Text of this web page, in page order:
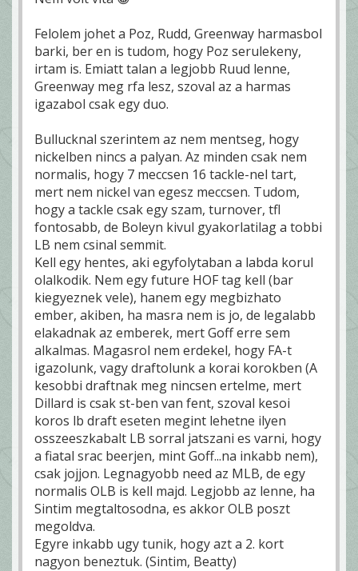
Felolem johet a Poz, Rudd, Greenway harmasbol
barki, ber en is tudom, hogy Poz serulekeny,
irtam is. Emiatt talan a legjobb Ruud lenne,
Greenway meg rfa lesz, szoval az a harmas
igazabol csak egy duo.
Bullucknal szerintem az nem mentseg, hogy
nickelben nincs a palyan. Az minden csak nem
normalis, hogy 7 meccsen 16 tackle-nel tart,
mert nem nickel van egesz meccsen. Tudom,
hogy a tackle csak egy szam, turnover, tfl
fontosabb, de Boleyn kivul gyakorlatilag a tobbi
LB nem csinal semmit.
Kell egy hentes, aki egyfolytaban a labda korul
olalkodik. Nem egy future HOF tag kell (bar
kiegyeznek vele), hanem egy megbizhato
ember, akiben, ha masra nem is jo, de legalabb
elakadnak az emberek, mert Goff erre sem
alkalmas. Magasrol nem erdekel, hogy FA-t
igazolunk, vagy draftolunk a korai korokben (A
kesobbi draftnak meg nincsen ertelme, mert
Dillard is csak st-ben van fent, szoval kesoi
koros lb draft eseten megint lehetne ilyen
osszeeszkabalt LB sorral jatszani es varni, hogy
a fiatal srac beerjen, mint Goff...na inkabb nem),
csak jojjon. Legnagyobb need az MLB, de egy
normalis OLB is kell majd. Legjobb az lenne, ha
Sintim megtaltosodna, es akkor OLB poszt
megoldva.
Egyre inkabb ugy tunik, hogy azt a 2. kort
nagyon beneztuk. (Sintim, Beatty)